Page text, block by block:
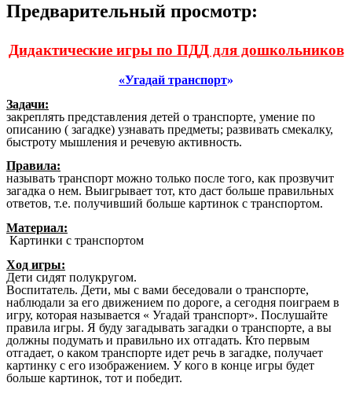
Предварительный просмотр:
Дидактические игры по ПДД для дошкольников
«Угадай транспорт»
Задачи:
закреплять представления детей о транспорте, умение по
описанию ( загадке) узнавать предметы; развивать смекалку,
быстроту мышления и речевую активность.
Правила:
называть транспорт можно только после того, как прозвучит
загадка о нем. Выигрывает тот, кто даст больше правильных
ответов, т.е. получивший больше картинок с транспортом.
Материал:
Картинки с транспортом
Ход игры:
Дети сидят полукругом.
Воспитатель. Дети, мы с вами беседовали о транспорте,
наблюдали за его движением по дороге, а сегодня поиграем в
игру, которая называется « Угадай транспорт». Послушайте
правила игры. Я буду загадывать загадки о транспорте, а вы
должны подумать и правильно их отгадать. Кто первым
отгадает, о каком транспорте идет речь в загадке, получает
картинку с его изображением. У кого в конце игры будет
больше картинок, тот и победит.